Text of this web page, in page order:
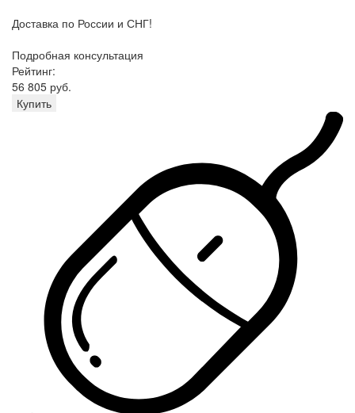
Доставка по России и СНГ!
Подробная консультация
Рейтинг:
56 805 руб.
Купить